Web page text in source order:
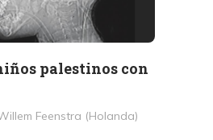
palestinos con
Feenstra (Holanda)